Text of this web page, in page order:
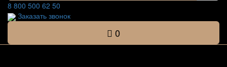
8 800 500 62 50
Заказать звонок
0